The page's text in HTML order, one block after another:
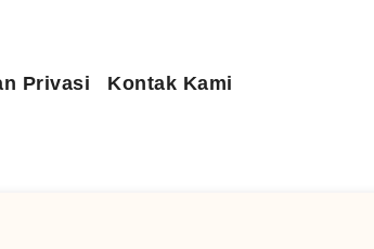
Privasi Kontak Kami